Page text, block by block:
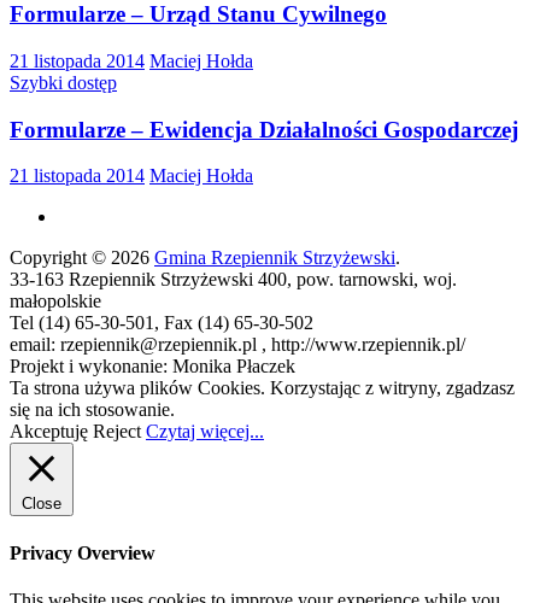
Formularze – Urząd Stanu Cywilnego
21 listopada 2014 Maciej Hołda
Szybki dostęp
Formularze – Ewidencja Działalności Gospodarczej
21 listopada 2014 Maciej Hołda
Copyright © 2026 Gmina Rzepiennik Strzyżewski.
33-163 Rzepiennik Strzyżewski 400, pow. tarnowski, woj.
małopolskie
Tel (14) 65-30-501, Fax (14) 65-30-502
email: rzepiennik@rzepiennik.pl , http://www.rzepiennik.pl/
Projekt i wykonanie: Monika Płaczek
Ta strona używa plików Cookies. Korzystając z witryny, zgadzasz
się na ich stosowanie.
Akceptuję Reject Czytaj więcej...
Close
Privacy Overview